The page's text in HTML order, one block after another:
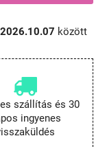
2026.10.07 között
szállítás és 30
ingyenes